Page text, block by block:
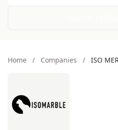
Home / Companies / ISO